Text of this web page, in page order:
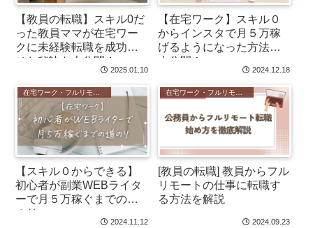
【教員の転職】スキル0だ
った教員ママが在宅ワー
クに未経験転職を成功さ
せた秘訣を大公開！
2025.01.10
【在宅ワーク】スキル０
からインスタで月５万稼
げるようになった方法を
大公開！
2024.12.18
【スキル０からできる】
初心者が副業WEBライタ
ーで月５万稼ぐまでの道
のり
2024.11.12
[教員の転職] 教員からフル
リモートの仕事に転職す
る方法を解説
2024.09.23